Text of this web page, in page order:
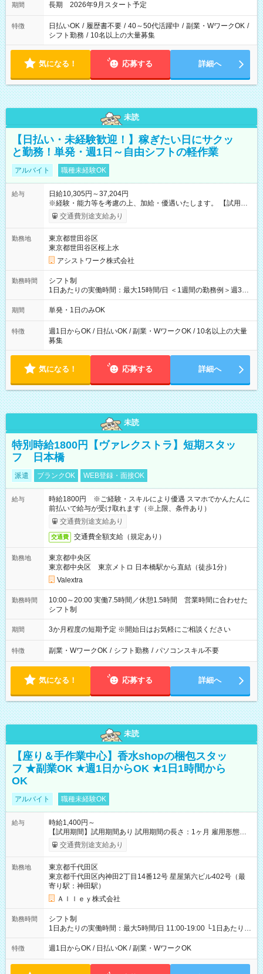
期間 長期 2026年9月スタート予定
特徴 日払いOK / 履歴書不要 / 40～50代活躍中 / 副業・WワークOK /
シフト勤務 / 10名以上の大量募集
気になる！ 応募する 詳細へ
未読
【日払い・未経験歓迎！】稼ぎたい日にサクッ
と勤務！単発・週1日～自由シフトの軽作業
アルバイト 職種未経験OK
給与
日給10,305円～37,204円
※経験・能力等を考慮の上、加給・優遇いたします。 【試用期
間】試用期間なし
交通費別途支給あり
勤務地
東京都世田谷区
東京都世田谷区桜上水
アシストワーク株式会社
勤務時間
シフト制
1日あたりの実働時間：最大15時間/日 ＜1週間の勤務例＞週3回
勤務 勤務：月・水・金 休み：火・木・土・日 好きな時にお仕事
可能です！ ※1日あたりの最大実働時間は日勤、夜勤共に勤務し
期間 単発・1日のみOK
特徴
週1日からOK / 日払いOK / 副業・WワークOK / 10名以上の大量
募集
気になる！ 応募する 詳細へ
未読
特別時給1800円【ヴァレクストラ】短期スタッ
フ 日本橋
派遣 ブランクOK WEB登録・面接OK
給与
時給1800円 ※ご経験・スキルにより優遇 スマホでかんたんに
前払いで給与が受け取れます（※上限、条件あり）
交通費別途支給あり
交通費 交通費全額支給（規定あり）
勤務地
東京都中央区
東京都中央区 東京メトロ 日本橋駅から直結（徒歩1分）
Valextra
勤務時間
10:00～20:00 実働7.5時間／休憩1.5時間 営業時間に合わせた
シフト制
期間 3か月程度の短期予定 ※開始日はお気軽にご相談ください
特徴 副業・WワークOK / シフト勤務 / パソコンスキル不要
気になる！ 応募する 詳細へ
未読
【座り＆手作業中心】香水shopの梱包スタッ
フ ★副業OK ★週1日からOK ★1日1時間から
OK
アルバイト 職種未経験OK
給与
時給1,400円～
【試用期間】試用期間あり 試用期間の長さ：1ヶ月 雇用形態、
給与は本採用時と同じです。
交通費別途支給あり
勤務地
東京都千代田区
東京都千代田区内神田2丁目14番12号 星屋第六ビル402号（最
寄り駅：神田駅）
Ａｌｌｅｙ株式会社
勤務時間
シフト制
1日あたりの実働時間：最大5時間/日 11:00-19:00 └1日あたりの
実働時間：1-5時間 └上記の時間帯内であれば、いつでも勤務可
能！ └平日・土曜日の中で、お好きな曜日でご勤務いただけま
18:00 などのように、自由な働き方が可能なお仕事です！
特徴 週1日からOK / 日払いOK / 副業・WワークOK